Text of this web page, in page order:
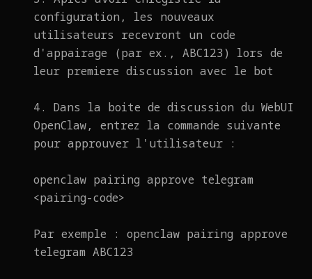
configuration, les nouveaux
utilisateurs recevront un code
d'appairage (par ex., ABC123) lors de
leur premiere discussion avec le bot
4. Dans la boite de discussion du WebUI
OpenClaw, entrez la commande suivante
pour approuver l'utilisateur :
openclaw pairing approve telegram
<pairing-code>
Par exemple : openclaw pairing approve
telegram ABC123